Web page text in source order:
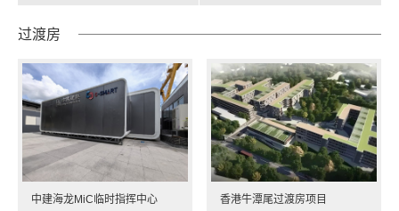
过渡房
中建海龙MiC临时指挥中心 香港牛潭尾过渡房项目